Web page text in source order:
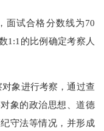
试合格分数线为70
1:1的比例确定考察人
象进行考察，通过查
象的政治思想、道德
守法等情况，并形成